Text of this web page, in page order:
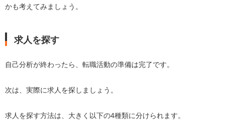
かも考えてみましょう。
求人を探す
自己分析が終わったら、転職活動の準備は完了です。
次は、実際に求人を探しましょう。
求人を探す方法は、大きく以下の4種類に分けられます。